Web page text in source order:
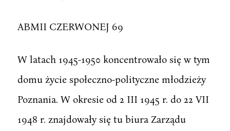
ABMII CZERWONEJ 69
W latach 1945-1950 koncentrowało się w tym
domu życie społeczno-polityczne młodzieży
Poznania. W okresie od 2 III 1945 r. do 22 VII
1948 r. znajdowały się tu biura Zarządu